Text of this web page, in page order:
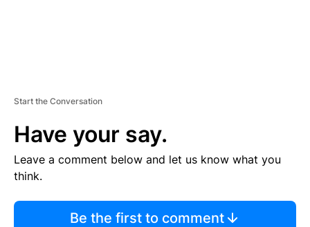
Start the Conversation
Have your say.
Leave a comment below and let us know what you
think.
Be the first to comment